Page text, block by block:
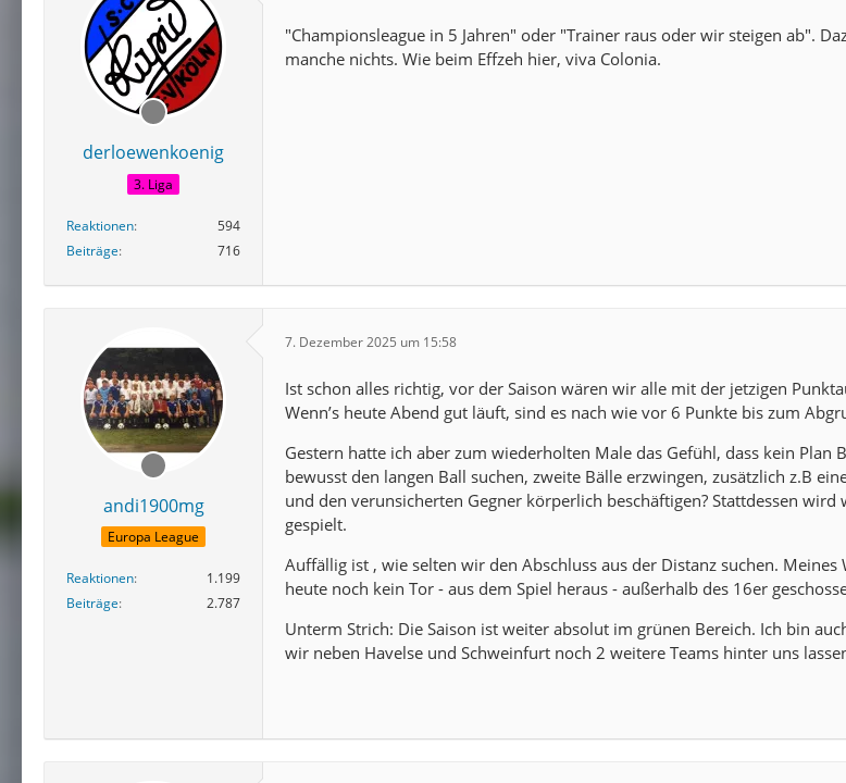
derloewenkoenig
3. Liga
Reaktionen
594
Beiträge
716
"Championsleague in 5 Jahren" oder "Trainer raus oder wir steigen ab".
manche nichts. Wie beim Effzeh hier, viva Colonia.
andi1900mg
Europa League
Reaktionen
1.199
Beiträge
2.787
7. Dezember 2025 um 15:58
Ist schon alles richtig, vor der Saison wären wir alle mit der jetzigen
Wenn’s heute Abend gut läuft, sind es nach wie vor 6 Punkte bis zum
Gestern hatte ich aber zum wiederholten Male das Gefühl, dass kein Plan
bewusst den langen Ball suchen, zweite Bälle erzwingen, zusätzlich z.B
und den verunsicherten Gegner körperlich beschäftigen? Stattdessen
gespielt.
Auffällig ist , wie selten wir den Abschluss aus der Distanz suchen. Meines
heute noch kein Tor - aus dem Spiel heraus - außerhalb des 16er
Unterm Strich: Die Saison ist weiter absolut im grünen Bereich. Ich bin
wir neben Havelse und Schweinfurt noch 2 weitere Teams hinter uns